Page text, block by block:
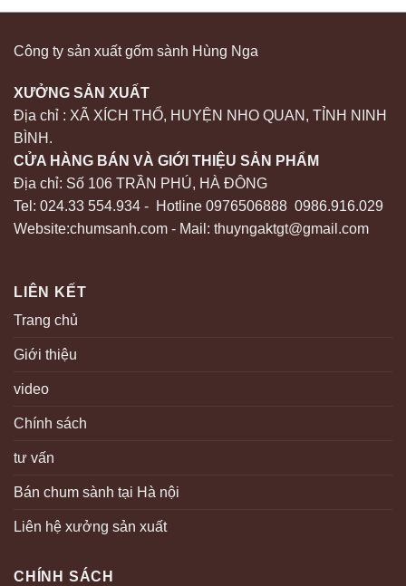
Công ty sản xuất gốm sành Hùng Nga
XƯỞNG SẢN XUẤT
Địa chỉ : XÃ XÍCH THỔ, HUYỆN NHO QUAN, TỈNH NINH
BÌNH.
CỬA HÀNG BÁN VÀ GIỚI THIỆU SẢN PHẨM
Địa chỉ: Số 106 TRẦN PHÚ, HÀ ĐÔNG
Tel: 024.33 554.934 - Hotline 0976506888 0986.916.029
Website:chumsanh.com - Mail: thuyngaktgt@gmail.com
LIÊN KẾT
Trang chủ
Giới thiệu
video
Chính sách
tư vấn
Bán chum sành tại Hà nội
Liên hệ xưởng sản xuất
CHÍNH SÁCH